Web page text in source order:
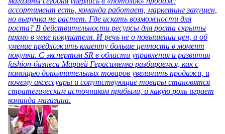
ассортимент есть, команда работает, маркетинг запущен,
но выручка не растет. Где искать возможности для
роста? В действительности ресурсы для роста скрыты
прямо в чеке покупателя. И речь не о повышении цен, а об
умение предложить клиенту больше ценности в момент
покупки. С экспертом SR в области управления и развития
fashion-бизнеса Марией Герасименко разбираемся, как с
помощью дополнительных товаров увеличить продажи, и
почему аксессуары и сопутствующие товары становятся
стратегическим источником прибыли, и какую роль играет
команда магазина.